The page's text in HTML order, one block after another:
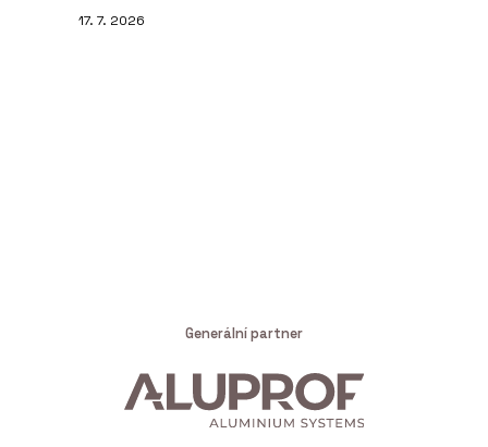
17. 7. 2026
Generální partner